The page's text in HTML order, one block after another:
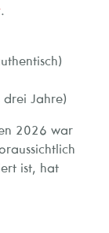
.
drei Jahre)
2026 war
ist, hat